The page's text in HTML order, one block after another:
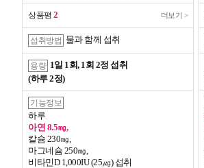
상품평 2 더보기 >
섭취방법 물과 함께 섭취
용량 1일 1회, 1회 2정 섭취
(하루 2정)
기능정보
하루
아연 8.5㎎,
칼슘 230㎎,
마그네슘 250㎎,
비타민D 1,000IU (25㎍) 섭취